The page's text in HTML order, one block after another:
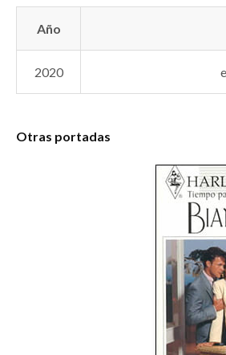
Año
2020
Otras portadas